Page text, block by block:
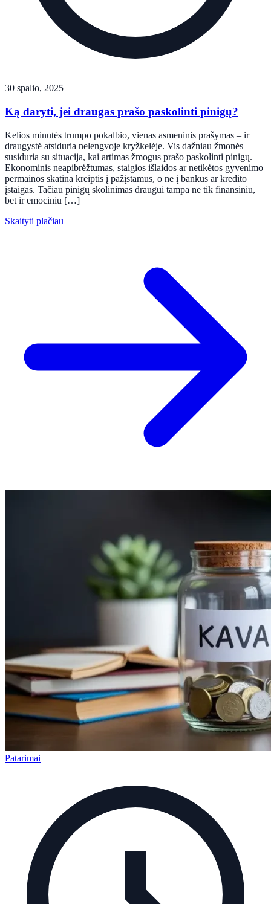
30 spalio, 2025
Ką daryti, jei draugas prašo paskolinti pinigų?
Kelios minutės trumpo pokalbio, vienas asmeninis prašymas – ir
draugystė atsiduria nelengvoje kryžkelėje. Vis dažniau žmonės
susiduria su situacija, kai artimas žmogus prašo paskolinti pinigų.
Ekonominis neapibrėžtumas, staigios išlaidos ar netikėtos gyvenimo
permainos skatina kreiptis į pažįstamus, o ne į bankus ar kredito
įstaigas. Tačiau pinigų skolinimas draugui tampa ne tik finansiniu,
bet ir emociniu […]
Skaityti plačiau
Patarimai